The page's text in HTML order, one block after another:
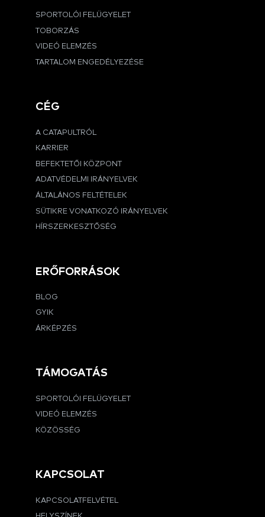
SPORTOLÓI FELÜGYELET
TOBORZÁS
VIDEÓ ELEMZÉS
TARTALOM ENGEDÉLYEZÉSE
CÉG
A CATAPULTRÓL
KARRIER
BEFEKTETŐI KÖZPONT
ADATVÉDELMI IRÁNYELVEK
ÁLTALÁNOS FELTÉTELEK
SÜTIKRE VONATKOZÓ IRÁNYELVEK
HÍRSZERKESZTŐSÉG
ERŐFORRÁSOK
BLOG
GYIK
ÁRKÉPZÉS
TÁMOGATÁS
SPORTOLÓI FELÜGYELET
VIDEÓ ELEMZÉS
KÖZÖSSÉG
KAPCSOLAT
KAPCSOLATFELVÉTEL